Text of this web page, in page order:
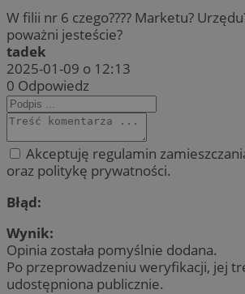
W filii nr 6 czego???? Marketu?
poważni jesteście?
tadek
2025-01-09 o 12:13
0 Odpowiedz
Akceptuję regulamin
oraz politykę prywatności.
Błąd:
Wynik:
Opinia została pomyślnie dodana.
Po przeprowadzeniu weryfikacji, jej
udostępniona publicznie.